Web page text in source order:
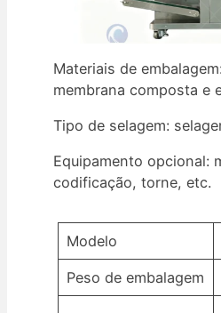
Materiais de
membrana composta e
Tipo de selagem:
Equipamento opcional:
codificação, torne, etc.
Modelo
Peso de embalagem